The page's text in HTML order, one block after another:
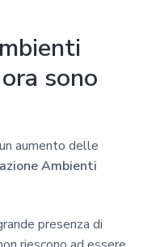
sono
aumento delle
Ambienti
presenza di